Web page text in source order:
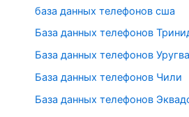
база данных телефонов сша
База данных телефонов
База данных телефонов
База данных телефонов Чили
База данных телефонов